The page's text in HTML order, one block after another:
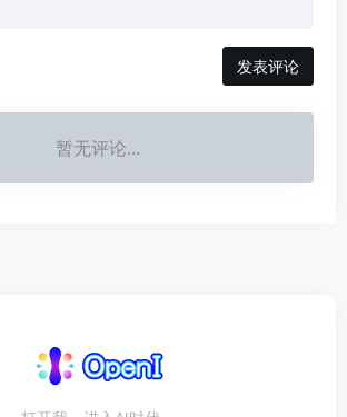
发表评论
暂无评论...